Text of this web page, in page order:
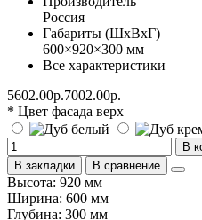
Россия
Габариты (ШхВхГ)
600×920×300 мм
Все характеристики
5602.00р.7002.00р.
* Цвет фасада верх
В
В закладки
В сравнение
Высота: 920 мм
Ширина: 600 мм
Глубина: 300 мм